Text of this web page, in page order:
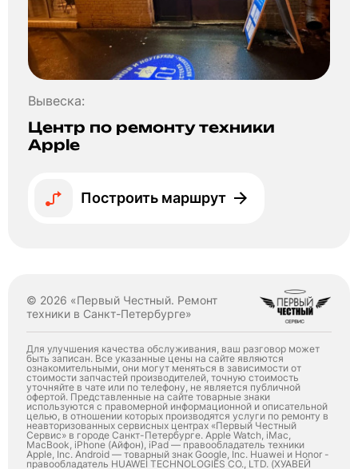
Вывеска:
Центр по ремонту техники
Apple
Построить маршрут
© 2026 «Первый Честный. Ремонт
техники в Санкт-Петербурге»
Для улучшения качества обслуживания, ваш разговор может
быть записан. Все указанные цены на сайте являются
ознакомительными, они могут меняться в зависимости от
стоимости запчастей производителей, точную стоимость
уточняйте в чате или по телефону, не является публичной
офертой. Представленные на сайте товарные знаки
используются с правомерной информационной и описательной
целью, в отношении которых производятся услуги по ремонту в
неавторизованных сервисных центрах «Первый Честный
Сервис» в городе Санкт-Петербурге. Apple Watch, iMac,
MacBook, iPhone (Айфон), iPad — правообладатель техники
Apple, Inc. Android — товарный знак Google, Inc. Huawei и Honor -
правообладатель HUAWEI TECHNOLOGIES CO., LTD. (ХУАВЕЙ